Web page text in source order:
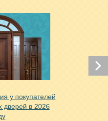
у покупателей
дверей в 2026